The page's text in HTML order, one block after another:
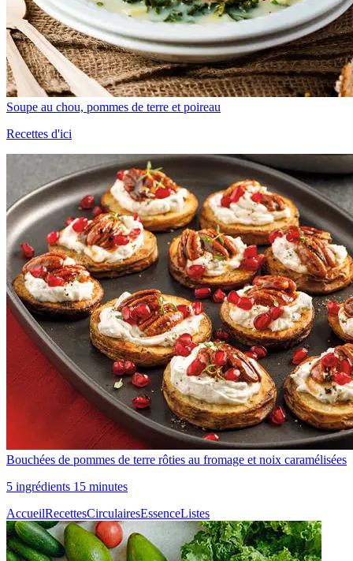
Soupe au chou, pommes de terre et poireau
Recettes d'ici
Bouchées de pommes de terre rôties au fromage et noix caramélisées
5 ingrédients 15 minutes
AccueilRecettesCirculairesEssenceListes